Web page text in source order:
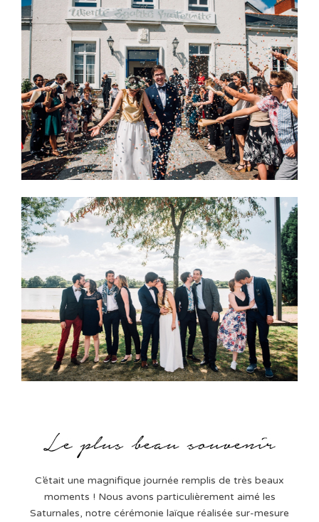
C’était une magnifique journée remplis de très beaux
moments ! Nous avons particulièrement aimé les
Saturnales, notre cérémonie laïque réalisée sur-mesure